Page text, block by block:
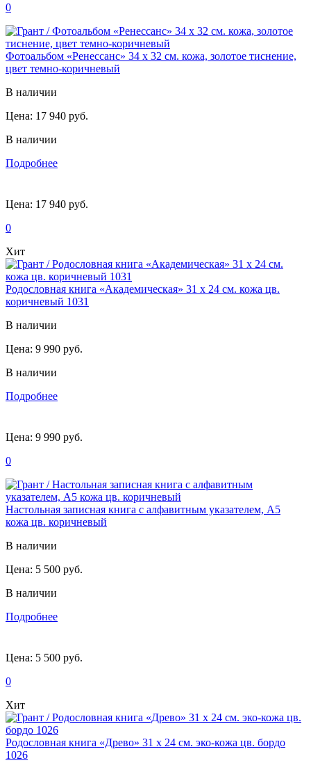
0
Фотоальбом «Ренессанс» 34 х 32 см. кожа, золотое тиснение,
цвет темно-коричневый
В наличии
Цена: 17 940 руб.
В наличии
Подробнее
Цена: 17 940 руб.
0
Хит
Родословная книга «Академическая» 31 х 24 см. кожа цв.
коричневый 1031
В наличии
Цена: 9 990 руб.
В наличии
Подробнее
Цена: 9 990 руб.
0
Настольная записная книга с алфавитным указателем, А5
кожа цв. коричневый
В наличии
Цена: 5 500 руб.
В наличии
Подробнее
Цена: 5 500 руб.
0
Хит
Родословная книга «Древо» 31 х 24 см. эко-кожа цв. бордо
1026